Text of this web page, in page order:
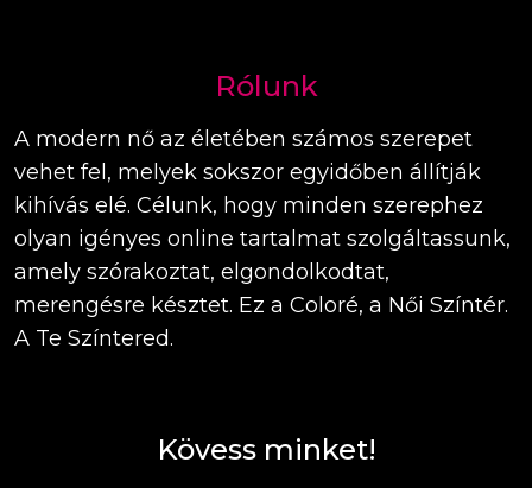
Rólunk
A modern nő az életében számos szerepet
vehet fel, melyek sokszor egyidőben állítják
kihívás elé. Célunk, hogy minden szerephez
olyan igényes online tartalmat szolgáltassunk,
amely szórakoztat, elgondolkodtat,
merengésre késztet. Ez a Coloré, a Női Színtér.
A Te Színtered.
Kövess minket!